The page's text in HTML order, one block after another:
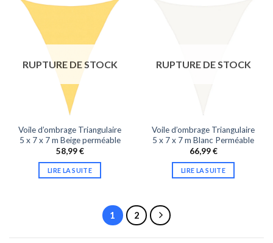
RUPTURE DE STOCK
Voile d’ombrage Triangulaire
5 x 7 x 7 m Beige perméable
58,99€
LIRE LA SUITE
RUPTURE DE STOCK
Voile d’ombrage Triangulaire
5 x 7 x 7 m Blanc Perméable
66,99€
LIRE LA SUITE
1 2